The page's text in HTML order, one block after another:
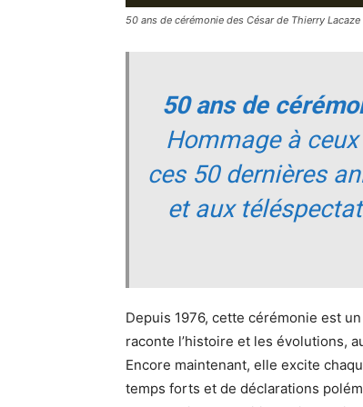
50 ans de cérémonie des César de Thierry Lacaze
50 ans de
Hommage à
ces 50 dernières
et aux
Depuis 1976, cette cérémonie est
raconte l’histoire et les évolutions,
Encore maintenant, elle excite
temps forts et de déclarations